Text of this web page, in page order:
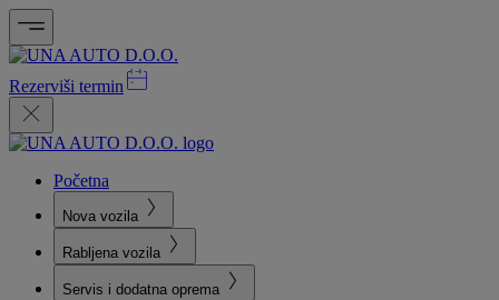
Rezerviši termin
Početna
Nova vozila
Rabljena vozila
Servis i dodatna oprema